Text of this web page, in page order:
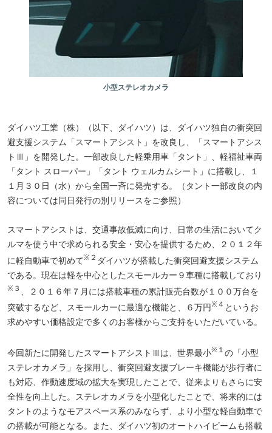
小型ステレオカメラ
ダイハツ工業（株）（以下、ダイハツ）は、ダイハツ独自の衝突回
避支援システム「スマートアシスト」を改良し、「スマートアシス
トⅢ」を開発した。一部改良した軽乗用車「タント」、軽福祉車両
「タント スローパー」「タント ウェルカムシート」に搭載し、１
１月３０日（水）から全国一斉に発売する。（タント一部改良の内
容については同日発行の別リリースをご参照）
スマートアシストは、交通事故低減に向け、日常の生活においてク
ルマを使う中で求められる安全・安心を提供するため、２０１２年
に軽自動車で初めて※２ ダイハツが搭載した衝突回避支援システム
である。現在は軽を中心としたスモールカー９車種に搭載しており
※３
、２０１６年７月には搭載車種の累計販売台数が１００万台を
突破するなど、スモールカーに最適な機能と、６万円※４ というお
求めやすい価格設定で多くのお客様からご支持をいただいている。
今回新たに開発したスマートアシストⅢは、世界最小※１ の「小型
ステレオカメラ」を採用し、衝突回避支援ブレーキ機能が歩行者に
も対応、作動速度域の拡大を実現したことで、従来よりもさらに安
全性を向上した。ステレオカメラを小型化したことで、将来的には
タントのようなモアスペース系のみならず、より小型な軽自動車で
の搭載が可能となる。また、ダイハツ初のオートハイビームも搭載